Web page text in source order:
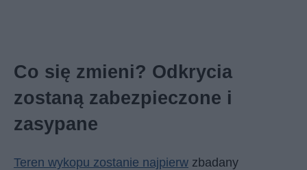
Co się zmieni? Odkrycia
zostaną zabezpieczone i
zasypane
Teren wykopu zostanie najpierw zbadany